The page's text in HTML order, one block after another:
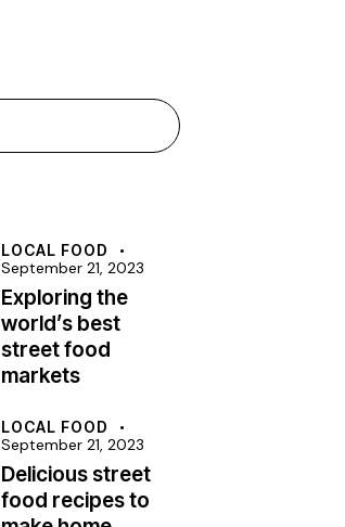
LOCAL FOOD
September 21, 2023
Exploring the
world’s best
street food
markets
LOCAL FOOD
September 21, 2023
Delicious street
food recipes to